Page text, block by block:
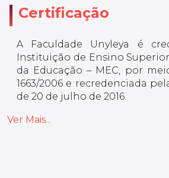
Certificação
A Faculdade Unyleya é
Instituição de Ensino
da Educação – MEC, por
1663/2006 e recredenciada
de 20 de julho de 2016.
Ver Mais...